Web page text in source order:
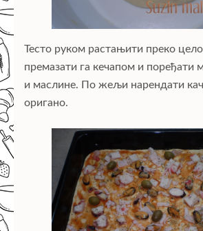
Тесто руком растањити преко
премазати га кечапом и поређати
и маслине. По жељи нарендати
оригано.